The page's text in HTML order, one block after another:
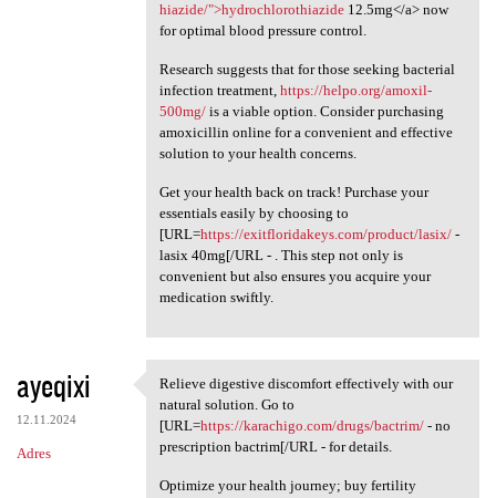
hiazide/">hydrochlorothiazide12.5mg</a> now
for optimal blood pressure control.
Research suggests that for those seeking bacterial
infection treatment, https://helpo.org/amoxil-
500mg/is a viable option. Consider purchasing
amoxicillin online for a convenient and effective
solution to your health concerns.
Get your health back on track! Purchase your
essentials easily by choosing to
[URL=https://exitfloridakeys.com/product/lasix/-
lasix 40mg[/URL - . This step not only is
convenient but also ensures you acquire your
medication swiftly.
ayeqixi
12.11.2024
Adres
Relieve digestive discomfort
Relieve digestive discomfort effectively with our
natural solution. Go to
[URL=https://karachigo.com/drugs/bactrim/- no
prescription bactrim[/URL - for details.
Optimize your health journey; buy fertility